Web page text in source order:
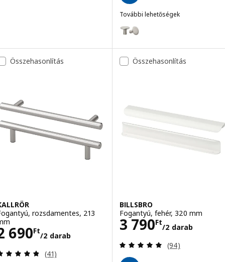
További lehetőségek
Lehetőség: KALERUM,
Összehasonlítás
rozsdamentes, 213
690Ft
/2 darab
2690Ft/2 darab
Vélemény: 4.8 kívül 5 csillag. Összes vélemény:
(41)
Összehasonlítás
BILLSBRO
Fogantyú, fehér, 320 mm
3 790Ft
/2 darab
Ár 3790Ft/2
Vélemény: 4.9
(94)